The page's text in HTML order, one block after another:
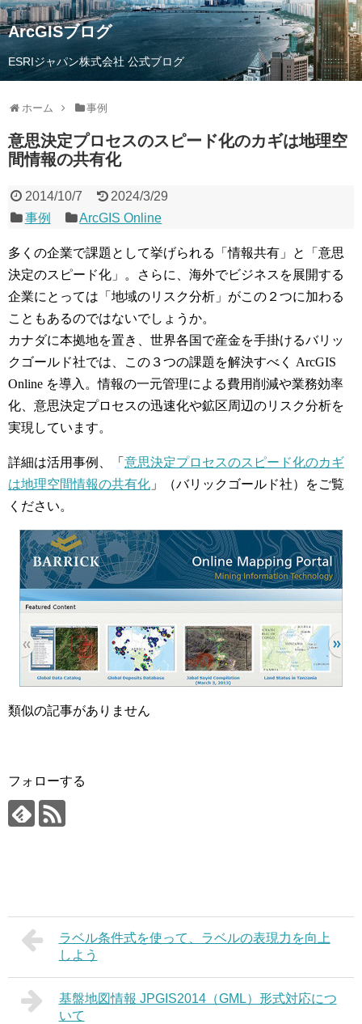
ArcGISブログ
ESRIジャパン株式会社 公式ブログ
ホーム 事例
意思決定プロセスのスピード化のカギは地理空
間情報の共有化
2014/10/7
2024/3/29
事例
ArcGIS Online
多くの企業で課題として挙げられる「情報共有」と「意思
決定のスピード化」。さらに、海外でビジネスを展開する
企業にとっては「地域のリスク分析」がこの２つに加わる
こともあるのではないでしょうか。
カナダに本拠地を置き、世界各国で産金を手掛けるバリッ
クゴールド社では、この３つの課題を解決すべく ArcGIS
Online を導入。情報の一元管理による費用削減や業務効率
化、意思決定プロセスの迅速化や鉱区周辺のリスク分析を
実現しています。
詳細は活用事例、「 意思決定プロセスのスピード化のカギ
は地理空間情報の共有化 」（バリックゴールド社）をご覧
ください。
類似の記事がありません
フォローする
ラベル条件式を使って、ラベルの表現力を向上
しよう
基盤地図情報 JPGIS2014（GML）形式対応につ
いて